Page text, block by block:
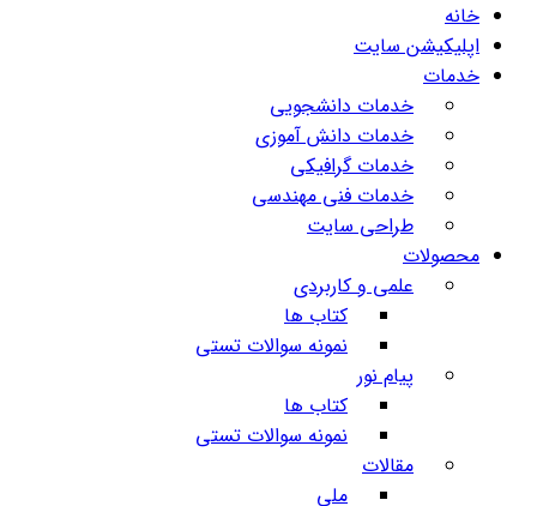
خانه
اپلیکیشن سایت
خدمات
خدمات دانشجویی
خدمات دانش آموزی
خدمات گرافیکی
خدمات فنی مهندسی
طراحی سایت
محصولات
علمی و کاربردی
کتاب ها
نمونه سوالات تستی
پیام نور
کتاب ها
نمونه سوالات تستی
مقالات
ملی